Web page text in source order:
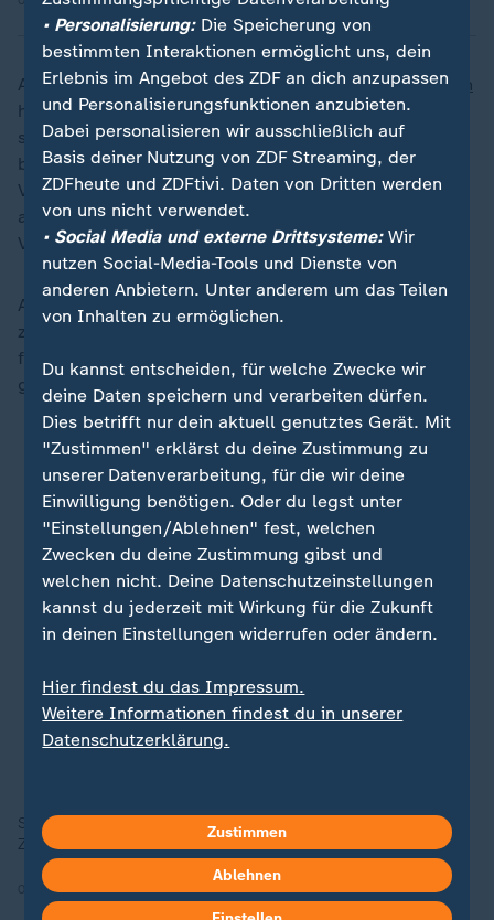
Auch EU-KommissionspräsidentinUrsula von der Leyen
hatte am Montag noch betont, die Europäische Union
sei trotz der Zollentscheidungen von Donald Trump
bereit zu verhandeln. Das Angebot an die USA: eine
Vereinbarung zur gegenseitigen Aufhebung aller Zölle
auf Industriegüter. Für den Fall eines Scheiterns von
Verhandlungen würden Gegenmaßnahmen vorbereitet.
An einem weiteren großen Maßnahmenpaket für die
zuletzt von Trump angekündigten Zölle auf Autos und
fast alle anderen EU-Exporte in die USA wird noch
gearbeitet.
SPD-Politiker Stegner geht davon aus, dass Trump mit seiner
Zollpolitik dem eigenen Land am meisten schadet.
09.04.2025 | 1:09 min
• Personalisierung:Die Speicherung von
bestimmten Interaktionen ermöglicht uns, dein
Erlebnis im Angebot des ZDF an dich anzupassen
und Personalisierungsfunktionen anzubieten.
Dabei personalisieren wir ausschließlich auf
Basis deiner Nutzung von ZDF Streaming, der
ZDFheute und ZDFtivi. Daten von Dritten werden
von uns nicht verwendet.
• Social Media und externe Drittsysteme:Wir
nutzen Social-Media-Tools und Dienste von
anderen Anbietern. Unter anderem um das Teilen
von Inhalten zu ermöglichen.
Du kannst entscheiden, für welche Zwecke wir
deine Daten speichern und verarbeiten dürfen.
Dies betrifft nur dein aktuell genutztes Gerät. Mit
"Zustimmen" erklärst du deine Zustimmung zu
unserer Datenverarbeitung, für die wir deine
Einwilligung benötigen. Oder du legst unter
"Einstellungen/Ablehnen" fest, welchen
Zwecken du deine Zustimmung gibst und
welchen nicht. Deine Datenschutzeinstellungen
kannst du jederzeit mit Wirkung für die Zukunft
in deinen Einstellungen widerrufen oder ändern.
Hier findest du das Impressum.
Weitere Informationen findest du in unserer
Datenschutzerklärung.
Zustimmen
Ablehnen